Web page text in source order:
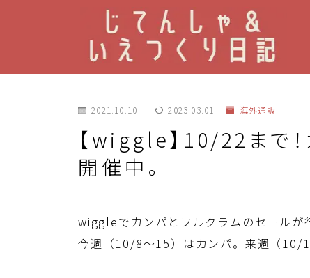
2021.10.10 2023.03.01 海外通販
【wiggle】10/22まで
開催中。
wiggleでカンパとフルクラムのセールが
今週（10/8～15）はカンパ。来週（10/